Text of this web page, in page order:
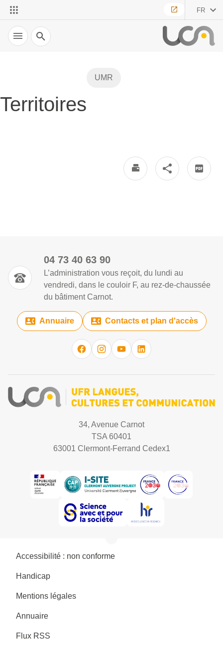
FR
Recherche
UMR
Territoires
04 73 40 63 90
L’administration vous reçoit, du lundi au
vendredi, dans le couloir F, au rez-de-chaussée
du bâtiment Carnot.
Annuaire Contacts et plan d'accès
34, Avenue Carnot
TSA 60401
63001 Clermont-Ferrand Cedex1
Accessibilité : non conforme
Handicap
Mentions légales
Annuaire
Flux RSS